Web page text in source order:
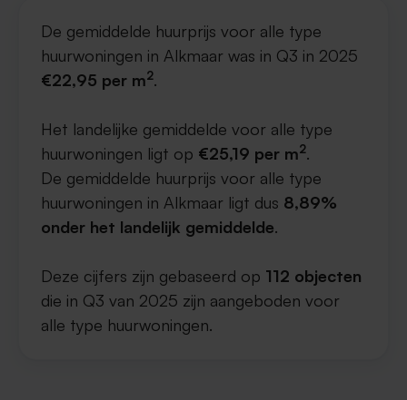
De gemiddelde huurprijs voor alle type
huurwoningen in Alkmaar was in Q3 in 2025
€22,95 per m2.
Het landelijke gemiddelde voor alle type
huurwoningen ligt op €25,19 per m2.
De gemiddelde huurprijs voor alle type
huurwoningen in Alkmaar ligt dus 8,89%
onder het landelijk gemiddelde.
Deze cijfers zijn gebaseerd op 112 objecten
die in Q3 van 2025 zijn aangeboden voor
alle type huurwoningen.